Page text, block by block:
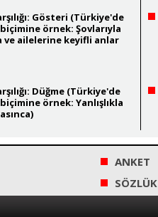
Gösteri (Türkiye'de
biçimine örnek: Şovlarıyla
ve ailelerine keyifli anlar
Düğme (Türkiye'de
örnek: Yanlışlıkla
ANKET
SÖZLÜK